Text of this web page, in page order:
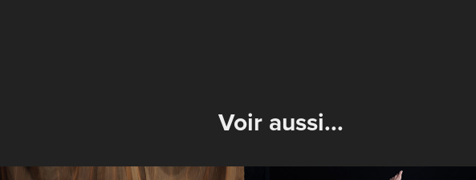
Voir aussi...